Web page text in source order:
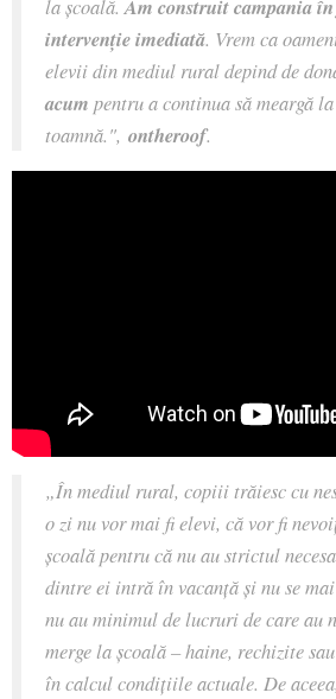
la școală. Am construit campania
intervenție imediată. Vrem ca
elevii din mediul rural depind de
acum pentru a continua să meargă
toamnă.", ontheroof.
„În mediul rural, copiii trăiesc cu
o zi nu vor mai fi elevi, că vor fi
școală pentru că nu au strictul
dintre ei intră în vacanță și nu se
nu au minimul de lucruri de care au
merge la școală – haine, rechizite
în calcul condițiile actuale. De